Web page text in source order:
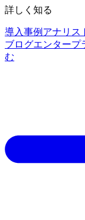
詳しく知る
導入事例 アナリス
ブログエンタープ
む